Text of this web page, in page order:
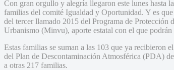
Con gran orgullo y alegría llegaron este lunes hasta
familias del comité Igualdad y Oportunidad. Y es
del tercer llamado 2015 del Programa de
Urbanismo (Minvu), aporte estatal con el que podrán
Estas familias se suman a las 103 que ya recibieron
del Plan de Descontaminación Atmosférica (PDA)
a otras 217 familias.